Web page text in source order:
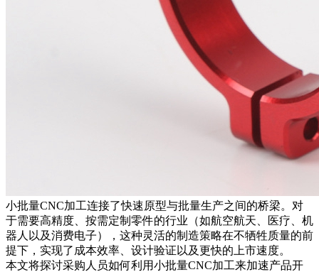
小批量CNC加工连接了快速原型与批量生产之间的桥梁。对
于需要高精度、按需定制零件的行业（如航空航天、医疗、机
器人以及消费电子），这种灵活的制造策略在不牺牲质量的前
提下，实现了成本效率、设计验证以及更快的上市速度。
本文将探讨采购人员如何利用小批量CNC加工来加速产品开